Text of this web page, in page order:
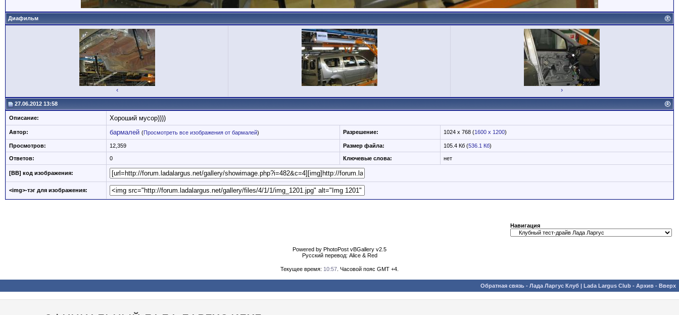
Диафильм
‹ ›
27.06.2012 13:58
Описание: Хороший мусор))))
Автор: бармалей (Просмотреть все изображения от бармалей) Разрешение: 1024 x 768 (1600 x 1200)
Просмотров: 12,359 Размер файла: 105.4 Кб (536.1 Кб)
Ответов: 0 Ключевые слова: нет
[BB] код изображения:
<img>-тэг для изображения:
Навигация
Powered by PhotoPost vBGallery v2.5
Русский перевод: Alice & Red
Текущее время: 10:57 . Часовой пояс GMT +4.
Обратная связь - Лада Ларгус Клуб | Lada Largus Club - Архив - Вверх